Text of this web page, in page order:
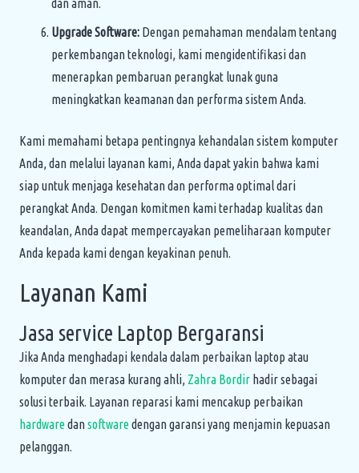
Upgrade Software: Dengan pemahaman mendalam tentang
perkembangan teknologi, kami mengidentifikasi dan
menerapkan pembaruan perangkat lunak guna
meningkatkan keamanan dan performa sistem Anda.
Kami memahami betapa pentingnya kehandalan sistem komputer
Anda, dan melalui layanan kami, Anda dapat yakin bahwa kami
siap untuk menjaga kesehatan dan performa optimal dari
perangkat Anda. Dengan komitmen kami terhadap kualitas dan
keandalan, Anda dapat mempercayakan pemeliharaan komputer
Anda kepada kami dengan keyakinan penuh.
Layanan Kami
Jasa service Laptop Bergaransi
Jika Anda menghadapi kendala dalam perbaikan laptop atau
komputer dan merasa kurang ahli, Zahra Bordir hadir sebagai
solusi terbaik. Layanan reparasi kami mencakup perbaikan
hardwaredansoftwaredengan garansi yang menjamin kepuasan
pelanggan.